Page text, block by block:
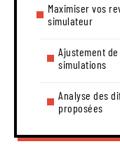
Maximiser vos
simulateur
Ajustement
simulations
Analyse des
proposées